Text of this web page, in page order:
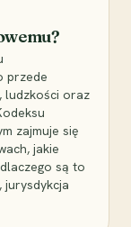
przede
ludzkości oraz
zajmuje się
jakie
są to
jurysdykcja